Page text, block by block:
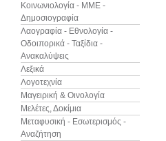
Κοινωνιολογία - ΜΜΕ -
Δημοσιογραφία
Λαογραφία - Εθνολογία -
Οδοιπορικά - Ταξίδια -
Ανακαλύψεις
Λεξικά
Λογοτεχνία
Μαγειρική & Οινολογία
Μελέτες, Δοκίμια
Μεταφυσική - Εσωτερισμός -
Αναζήτηση